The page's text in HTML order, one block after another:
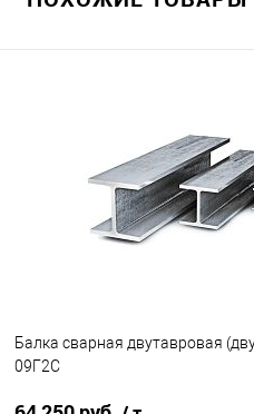
Балка сварная двутавровая
09Г2С